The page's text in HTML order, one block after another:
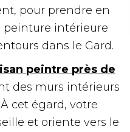
pour prendre en
peinture intérieure
dans le Gard.
peintre près de
des murs intérieurs
cet égard, votre
et oriente vers le